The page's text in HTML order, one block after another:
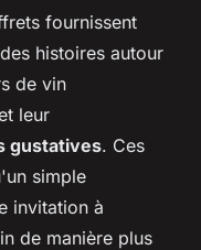
fournissent
histoires autour
de vin
leur
gustatives. Ces
simple
invitation à
de manière plus